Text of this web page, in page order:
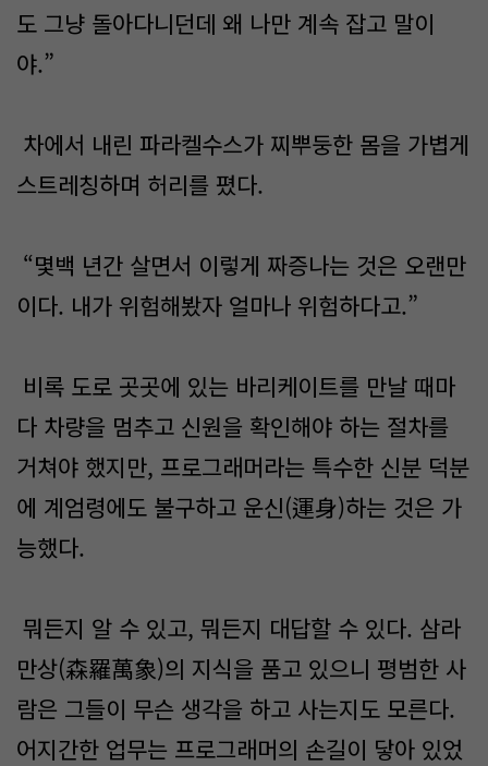
도 그냥 돌아다니던데 왜 나만 계속 잡고 말이
야.”
차에서 내린 파라켈수스가 찌뿌둥한 몸을 가볍게
스트레칭하며 허리를 폈다.
“몇백 년간 살면서 이렇게 짜증나는 것은 오랜만
이다. 내가 위험해봤자 얼마나 위험하다고.”
비록 도로 곳곳에 있는 바리케이트를 만날 때마
다 차량을 멈추고 신원을 확인해야 하는 절차를
거쳐야 했지만, 프로그래머라는 특수한 신분 덕분
에 계엄령에도 불구하고 운신(運身)하는 것은 가
능했다.
뭐든지 알 수 있고, 뭐든지 대답할 수 있다. 삼라
만상(森羅萬象)의 지식을 품고 있으니 평범한 사
람은 그들이 무슨 생각을 하고 사는지도 모른다.
어지간한 업무는 프로그래머의 손길이 닿아 있었